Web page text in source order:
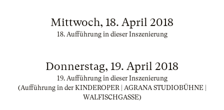
Mittwoch, 18. April 2018
18. Aufführung in dieser Inszenierung
Donnerstag, 19. April 2018
19. Aufführung in dieser Inszenierung
(Aufführung in der KINDEROPER | AGRANA STUDIOBÜHNE |
WALFISCHGASSE)